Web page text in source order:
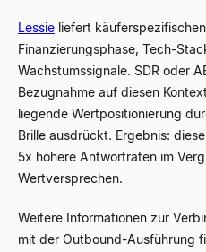
Lessie liefert
Finanzierungsphase, Tech-
Wachstumssignale. SDR oder
Bezugnahme auf diesen
liegende Wertpositionierung
Brille ausdrückt. Ergebnis:
5x höhere Antwortraten im
Wertversprechen.
Weitere Informationen zur
mit der Outbound-Ausführung